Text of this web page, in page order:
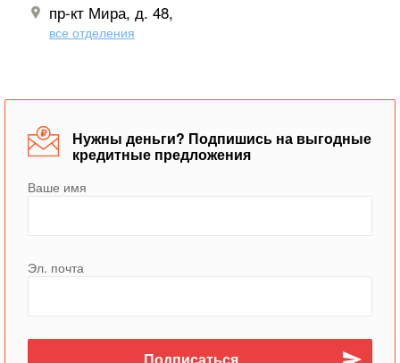
пр-кт Мира, д. 48,
все отделения
Нужны деньги? Подпишись на выгодные
кредитные предложения
Ваше имя
Эл. почта